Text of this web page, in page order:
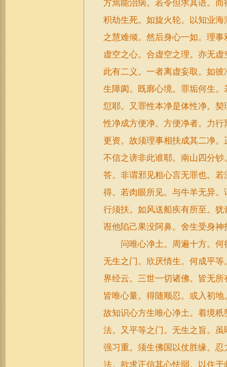
方焉能治病。若令但求其语。
积劫生死。如旋火轮。以知业
之慧难倾。然后身心一如。理
虚空之心。合虚空之理。亦无
此有二义。一者离虚妄取。如
生障阂。既廓心境。罪垢何生
愆耶。又罪性本净是体性净。
性净成方便净。方便净者。力
更资。故须理事相扶成其二净
不信之谤非此谁耶。南山四分
答。非谓邪见粗心言无罪也。
得。若肉眼所见。与牛羊无异
行须扶。如风送船疾有所至。
诳他陷己果没阿鼻。舍生受身
问唯心净土。周遍十方。何
无生之门。欣厌情生。何成平
界经云。三世一切诸佛。皆无
皆唯心量。得随顺忍。或入初
故知识心方生唯心净土。着境
法。又平等之门。无生之旨。
强习重。须生佛国以仗胜缘。
法。欲求正信其心怯弱。以住